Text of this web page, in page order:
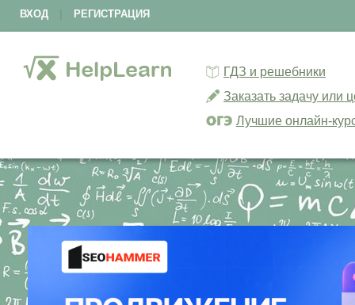
ВХОД РЕГИСТРАЦИЯ
ГДЗ и решебники
Заказать задачу или
Лучшие онлайн-